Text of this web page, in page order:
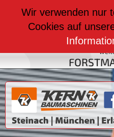
Wir verwenden nur
Cookies auf